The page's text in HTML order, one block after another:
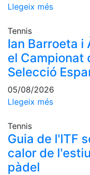
Quadres
d'Honor
Històric
del
Campionat
Social
Fotos
Normativa
Pàdel
Escola de
Llegeix més
Tennis
Ian Barroeta i
el Campionat
Selecció
05/08/2026
Llegeix més
Tennis
Guia de l'ITF
calor de
pàdel